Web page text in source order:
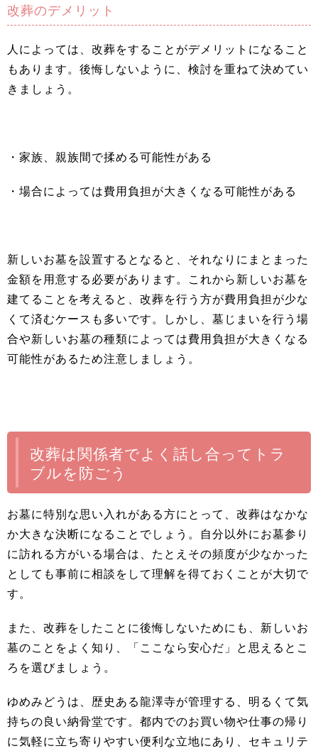
改葬のデメリット
人によっては、改葬をすることがデメリットになること
もあります。後悔しないように、検討を重ねて決めてい
きましょう。
・家族、親族間で揉める可能性がある
・場合によっては費用負担が大きくなる可能性がある
新しいお墓を設置するとなると、それなりにまとまった
金額を用意する必要があります。これから新しいお墓を
建てることを考えると、改葬を行う方が費用負担が少な
くて済むケースも多いです。しかし、墓じまいを行う場
合や新しいお墓の種類によっては費用負担が大きくなる
可能性があるため注意しましょう。
改葬は関係者でよく話し合ってトラ
ブルを防ごう
お墓に特別な思い入れがある方にとって、改葬はなかな
か大きな決断になることでしょう。自分以外にお墓参り
に訪れる方がいる場合は、たとえその頻度が少なかった
としても事前に相談をして理解を得ておくことが大切で
す。
また、改葬をしたことに後悔しないためにも、新しいお
墓のことをよく知り、「ここなら安心だ」と思えるとこ
ろを選びましょう。
ゆめみどうは、歴史ある龍澤寺が管理する、明るくて気
持ちの良い納骨堂です。都内でのお買い物や仕事の帰り
に気軽に立ち寄りやすい便利な立地にあり、セキュリテ